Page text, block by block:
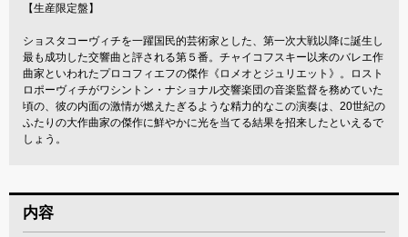
【生産限定盤】
ショスタコーヴィチを一躍国民的芸術家とした、第一次大戦以降に誕生し
最も成功した交響曲と評される第５番。チャイコフスキー以来のバレエ作
曲家といわれたプロコフィエフの傑作《ロメオとジュリエット》。ロスト
ロポーヴィチがワシントン・ナショナル交響楽団の音楽監督を務めていた
頃の、彼の内面の激情が燃えたぎるような精力的なこの演奏は、20世紀の
ふたりの大作曲家の傑作に鮮やかに光を当てる結果を招来したといえるで
しょう。
内容